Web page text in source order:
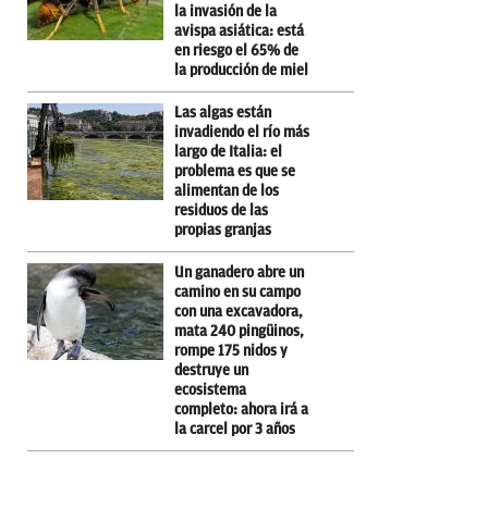
la invasión de la
avispa asiática: está
en riesgo el 65% de
la producción de miel
Las algas están
invadiendo el río más
largo de Italia: el
problema es que se
alimentan de los
residuos de las
propias granjas
Un ganadero abre un
camino en su campo
con una excavadora,
mata 240 pingüinos,
rompe 175 nidos y
destruye un
ecosistema
completo: ahora irá a
la carcel por 3 años